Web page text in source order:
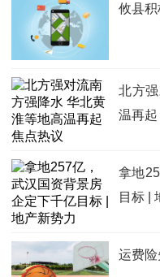
攸县
北方
温再起
拿地
目标 |
运费